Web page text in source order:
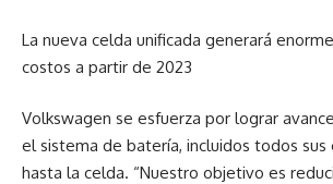
La nueva celda unificada generará
costos a partir de 2023
Volkswagen se esfuerza por lograr
el sistema de batería, incluidos todos sus
hasta la celda. “Nuestro objetivo es